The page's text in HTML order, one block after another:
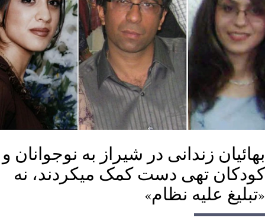
بهائیان زندانی در شیراز به نوجوانان و
کودکان تهی دست کمک میکردند، نه
«تبلیغ علیه نظام»